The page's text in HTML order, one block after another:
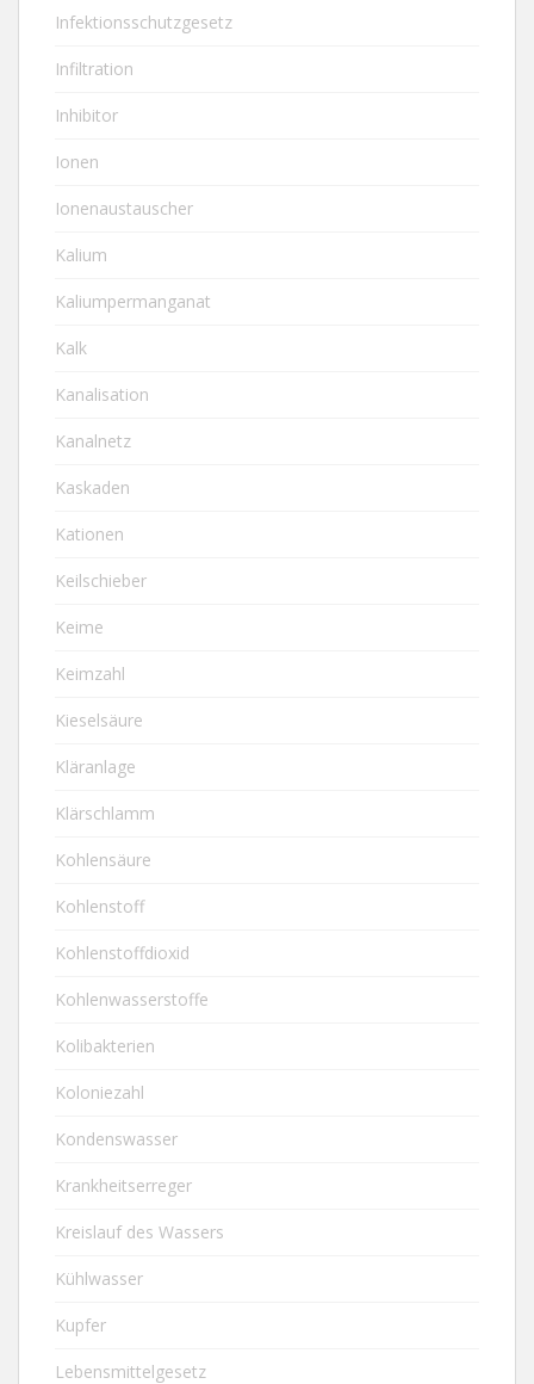
Infektionsschutzgesetz
Infiltration
Inhibitor
Ionen
Ionenaustauscher
Kalium
Kaliumpermanganat
Kalk
Kanalisation
Kanalnetz
Kaskaden
Kationen
Keilschieber
Keime
Keimzahl
Kieselsäure
Kläranlage
Klärschlamm
Kohlensäure
Kohlenstoff
Kohlenstoffdioxid
Kohlenwasserstoffe
Kolibakterien
Koloniezahl
Kondenswasser
Krankheitserreger
Kreislauf des Wassers
Kühlwasser
Kupfer
Lebensmittelgesetz